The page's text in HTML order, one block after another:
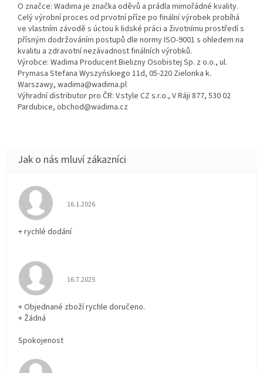
O značce: Wadima je značka oděvů a prádla mimořádné kvality.
Celý výrobní proces od prvotní příze po finální výrobek probíhá
ve vlastním závodě s úctou k lidské práci a životnímu prostředí s
přísným dodržováním postupů dle normy ISO-9001 s ohledem na
kvalitu a zdravotní nezávadnost finálních výrobků.
Výrobce: Wadima Producent Bielizny Osobistej Sp. z o.o., ul.
Prymasa Stefana Wyszyńskiego 11d, 05-220 Zielonka k.
Warszawy, wadima@wadima.pl
Výhradní distributor pro ČR: V.style CZ s.r.o., V Ráji 877, 530 02
Pardubice, obchod@wadima.cz
Hodnocení obchodu je 5 z 5 hvězdiček.
16.1.2026
+ rychlé dodání
Hodnocení obchodu je 5 z 5 hvězdiček.
16.7.2025
+ Objednané zboží rychle doručeno.
+ Žádná
Spokojenost